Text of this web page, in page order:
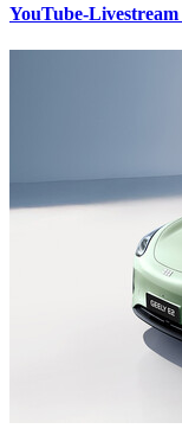
YouTube-Livestream